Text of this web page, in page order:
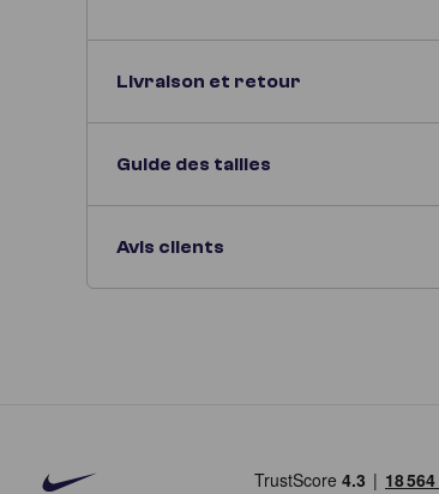
Livraison et retour
Guide des tailles
Avis clients